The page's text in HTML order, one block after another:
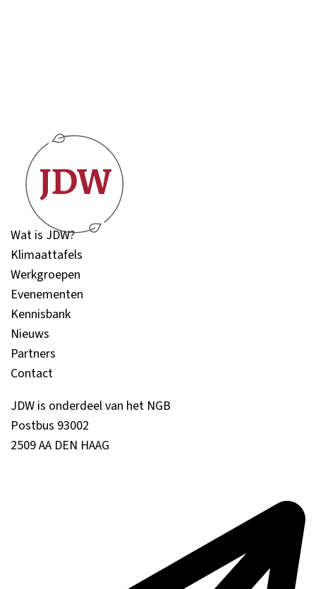
Wat is JDW?
Klimaattafels
Werkgroepen
Evenementen
Kennisbank
Nieuws
Partners
Contact
JDW is onderdeel van het NGB
Postbus 93002
2509 AA DEN HAAG